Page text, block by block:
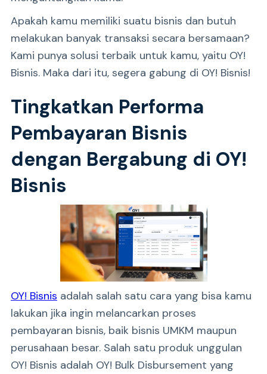
Apakah kamu memiliki suatu bisnis dan butuh
melakukan banyak transaksi secara bersamaan?
Kami punya solusi terbaik untuk kamu, yaitu OY!
Bisnis. Maka dari itu, segera gabung di OY! Bisnis!
Tingkatkan Performa
Pembayaran Bisnis
dengan Bergabung di OY!
Bisnis
OY! Bisnis adalah salah satu cara yang bisa kamu
lakukan jika ingin melancarkan proses
pembayaran bisnis, baik bisnis UMKM maupun
perusahaan besar. Salah satu produk unggulan
OY! Bisnis adalah OY! Bulk Disbursement yang